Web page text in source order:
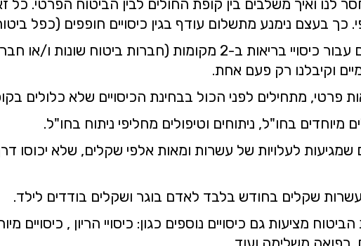
לנו ואיך משלבים בין קופת החולים לבין הביטוח הפרטי. כל
כך בעצם נימנע מתשלום עודף בגין כיסויים חופפים (כפל
כפל ביטוח הוא מצב בו אנו משלמים עבור כיסויי בריאות ב-2
וקיבלנו רק פעם אחת.
פרטי, מתחילים לפני הכול בבחינת הכיסויים שלא כלולים
בחו"ל, ניתוחים וטיפולים מחליפי ניתוח בחו"ל.
שמגיעות לעלויות של עשרות ומאות אלפי שקלים, שלא יכוסו
עשרות שקלים בחודש בלבד לאדם בוגר ושקלים בודדים לילד.
מציעות גם כיסויים נוספים כגון: כיסויי הריון , כיסויים